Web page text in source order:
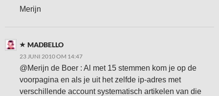
Merijn
MADBELLO
23 JUNI 2010 OM 14:47
@Merijn de Boer : Al met 15 stemmen kom je op de
voorpagina en als je uit het zelfde ip-adres met
verschillende account systematisch artikelen van die